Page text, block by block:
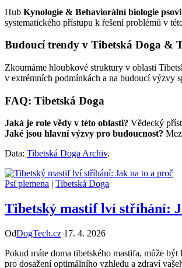
Hub Kynologie & Behaviorální biologie
systematického přístupu k řešení problémů v
Budoucí trendy v Tibetská Doga &
Zkoumáme hloubkové struktury v oblasti
v extrémních podmínkách a na budoucí výzvy
FAQ: Tibetská Doga
Jaká je role vědy v této oblasti? Vědecký
Jaké jsou hlavní výzvy pro budoucnost?
Data: Tibetská Doga Archiv.
Psí plemena | Tibetská Doga
Tibetský mastif lví stříhání:
OdDogTech.cz 17. 4. 2026
Pokud máte doma tibetského mastifa, může
pro dosažení optimálního vzhledu a zdraví